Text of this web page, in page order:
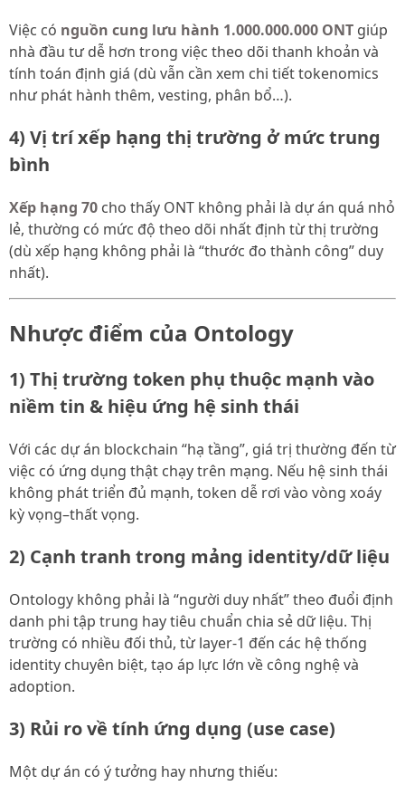
Việc có nguồn cung lưu hành 1.000.000.000 ONT giúp
nhà đầu tư dễ hơn trong việc theo dõi thanh khoản và
tính toán định giá (dù vẫn cần xem chi tiết tokenomics
như phát hành thêm, vesting, phân bổ…).
4) Vị trí xếp hạng thị trường ở mức trung
bình
Xếp hạng 70 cho thấy ONT không phải là dự án quá nhỏ
lẻ, thường có mức độ theo dõi nhất định từ thị trường
(dù xếp hạng không phải là “thước đo thành công” duy
nhất).
Nhược điểm của Ontology
1) Thị trường token phụ thuộc mạnh vào
niềm tin & hiệu ứng hệ sinh thái
Với các dự án blockchain “hạ tầng”, giá trị thường đến từ
việc có ứng dụng thật chạy trên mạng. Nếu hệ sinh thái
không phát triển đủ mạnh, token dễ rơi vào vòng xoáy
kỳ vọng–thất vọng.
2) Cạnh tranh trong mảng identity/dữ liệu
Ontology không phải là “người duy nhất” theo đuổi định
danh phi tập trung hay tiêu chuẩn chia sẻ dữ liệu. Thị
trường có nhiều đối thủ, từ layer-1 đến các hệ thống
identity chuyên biệt, tạo áp lực lớn về công nghệ và
adoption.
3) Rủi ro về tính ứng dụng (use case)
Một dự án có ý tưởng hay nhưng thiếu: